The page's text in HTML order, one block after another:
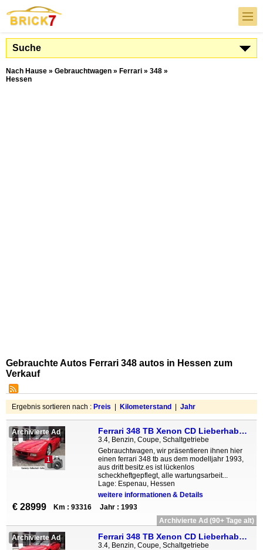
Suche
Nach Hause » Gebrauchtwagen » Ferrari » 348 »
Hessen
Gebrauchte Autos Ferrari 348 autos in Hessen zum
Verkauf
Ergebnis sortieren nach : Preis Kilometerstand Jahr
Archivierte Ad
1
Ferrari 348 TB Xenon CD Lieberhaberobjekt Zahnriehmen ne
3.4, Benzin, Coupe, Schaltgetriebe
Gebrauchtwagen, wir präsentieren ihnen hier
einen ferrari 348 tb aus dem modelljahr 1993,
aus dritt besitz.es ist lückenlos
scheckheftgepflegt, alle wartungsarbeit...
Lage: Espenau, Hessen
weitere informationen & Details
€ 28999 Km : 93316
Jahr : 1993
Archivierte Ad (90+ Tage alt)
Archivierte Ad Ferrari 348 TB Xenon CD Lieberhaberobjekt Zahnriehmen ne
3.4, Benzin, Coupe, Schaltgetriebe